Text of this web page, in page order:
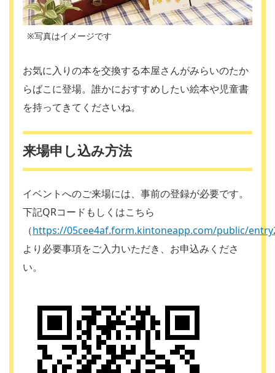
※写真はイメージです
お気に入りの本を交換する本屋さんがみらいのたか
らばこに登場。誰かにおすすめしたい絵本や児童書
を持ってきてくださいね。
来場申し込み方法
イベントへのご来場には、事前の登録が必要です。
下記QRコードもしくはこちら
（https://05cee4af.form.kintoneapp.com/public/
より必要事項をご入力いただき、お申込みくださ
い。